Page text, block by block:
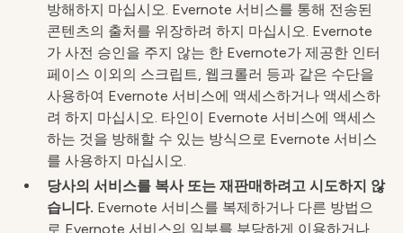
방해하지 마십시오. Evernote 서비스를 통해 전송된
콘텐츠의 출처를 위장하려 하지 마십시오. Evernote
가 사전 승인을 주지 않는 한 Evernote가 제공한 인터
페이스 이외의 스크립트, 웹크롤러 등과 같은 수단을
사용하여 Evernote 서비스에 액세스하거나 액세스하
려 하지 마십시오. 타인이 Evernote 서비스에 액세스
하는 것을 방해할 수 있는 방식으로 Evernote 서비스
를 사용하지 마십시오.
당사의 서비스를 복사 또는 재판매하려고 시도하지 않
습니다. Evernote 서비스를 복제하거나 다른 방법으
로 Evernote 서비스의 일부를 부당하게 이용하거나,